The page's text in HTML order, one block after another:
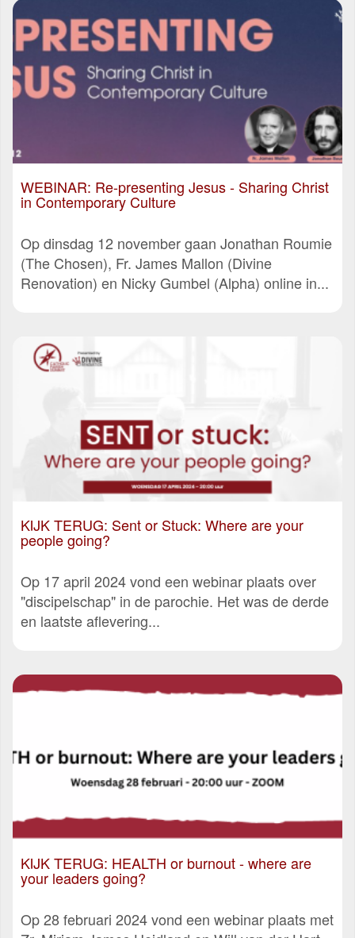
WEBINAR: Re-presenting Jesus - Sharing Christ
in Contemporary Culture
Op dinsdag 12 november gaan Jonathan Roumie
(The Chosen), Fr. James Mallon (Divine
Renovation) en Nicky Gumbel (Alpha) online in...
KIJK TERUG: Sent or Stuck: Where are your
people going?
Op 17 april 2024 vond een webinar plaats over
"discipelschap" in de parochie. Het was de derde
en laatste aflevering...
KIJK TERUG: HEALTH or burnout - where are
your leaders going?
Op 28 februari 2024 vond een webinar plaats met